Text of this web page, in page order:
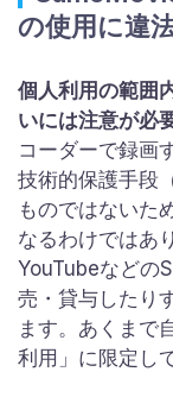
の使用に違
個人利用の範囲
いには注意が必
コーダーで録画
技術的保護手段
ものではないた
なるわけではあ
YouTubeなどの
売・貸与したり
ます。あくまで
利用」に限定し